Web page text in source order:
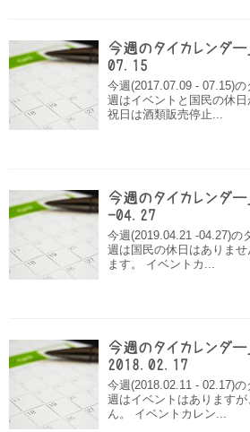
今週のタイカレンダ
07.15
今週(2017.07.09 - 07.15)
週はイベントと国民の休
祝日は酒類販売停止...
今週のタイカレンダ
-04.27
今週(2019.04.21 -04.27)の
週は国民の休日はありま
ます。 イベントカ...
今週のタイカレンダ
2018.02.17
今週(2018.02.11 - 02.17)
週はイベントはあります
ん。 イベントカレン...